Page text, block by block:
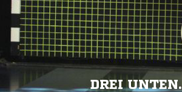
DREI UNTEN.